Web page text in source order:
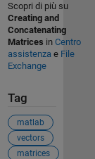
Scopri di più su
Creating and
Concatenating
Matrices in Centro
assistenzae File
Exchange
Tag
matlab
vectors
matrices